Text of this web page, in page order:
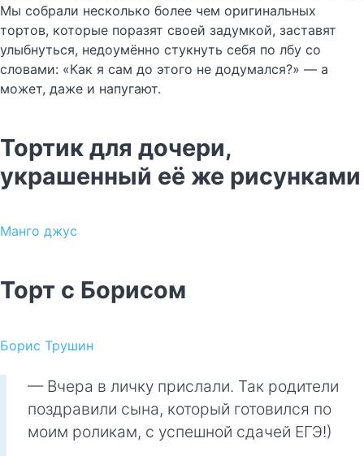
Мы собрали несколько более чем оригинальных
тортов, которые поразят своей задумкой, заставят
улыбнуться, недоумённо стукнуть себя по лбу со
словами: «Как я сам до этого не додумался?» — а
может, даже и напугают.
Тортик для дочери,
украшенный её же рисунками
Манго джус
Торт с Борисом
Борис Трушин
— Вчера в личку прислали. Так родители
поздравили сына, который готовился по
моим роликам, с успешной сдачей ЕГЭ!)